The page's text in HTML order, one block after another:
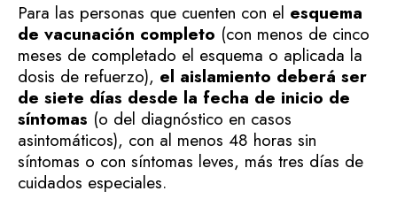
Para las personas que cuenten con el esquema
de vacunación completo (con menos de cinco
meses de completado el esquema o aplicada la
dosis de refuerzo), el aislamiento deberá ser
de siete días desde la fecha de inicio de
síntomas (o del diagnóstico en casos
asintomáticos), con al menos 48 horas sin
síntomas o con síntomas leves, más tres días de
cuidados especiales.